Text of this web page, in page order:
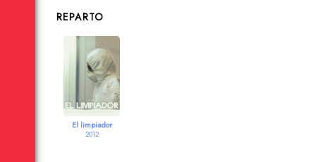
REPARTO
El limpiador
2012